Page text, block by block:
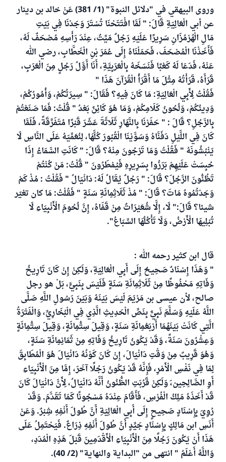
وروى البيهقي في "دلائل النبوة" (1/ 381) عَنْ خالد بن دينار
عن أبي الْعَالِيَةِ قَالَ: " لَمَّا افْتَتَحْنَا تُسْتَرَ وَجَدْنَا فِي بَيْتِ
مَالِ الْهُرْمُزَانِ سَرِيرًا عَلَيْهِ رَجُلٌ مَيِّتٌ، عِنْدَ رَأْسِهِ مُصْحَفٌ لَهُ،
فَأَخَذْنَا الْمُصْحَفَ، فَحَمَلْنَاهُ إِلَى عُمَرَ بْنِ الْخَطَّابِ، رضي الله
عَنْهُ، فَدَعَا لَهُ كَعْبًا فَنَسَخَهُ بِالْعَرَبِيَّةِ، أَنَا أَوَّلُ رَجُلٍ مِنَ الْعَرَبِ،
قَرَأَهُ، قَرَأْتُهُ مِثْلَ مَا أَقْرَأُ الْقُرْآنَ هَذَا "
فَقُلْتُ لِأَبِي الْعَالِيَةِ: مَا كَانَ فِيهِ؟ فَقَالَ: " سِيرَتُكُمْ، وَأُمُورُكُمْ،
وَدِينُكُمْ، وَلُحُونُ كَلَامِكُمْ، وَمَا هُوَ كَائِنٌ بَعْدُ " قُلْتُ: فَمَا صَنَعْتُمْ
بِالرَّجُلِ؟ قَالَ : " حَفَرْنَا بِالنَّهَارِ ثَلَاثَةَ عَشَرَ قَبْرًا مُتَفَرِّقَةً، فَلَمَّا
كَانَ فِي اللَّيْلِ دَفَنَّاهُ وَسَوَّيْنَا الْقُبُورَ كُلَّهَا، لِنُعَمِّيَهُ عَلَى النَّاسِ لَا
يَنْبُشُونَهُ " فَقُلْتُ وَمَا تَرْجُونَ مِنْهُ؟ قَالَ: " كَانَتِ السَّمَاءُ إِذَا
حُبِسَتْ عَلَيْهِمْ بَرَزُوا بِسَرِيرِهِ فَيُمْطَرُونَ " قُلْتُ: مَنْ كُنْتُمْ
تَظُنُّونَ الرَّجُلَ؟ قَالَ: " رَجُلٌ يُقَالُ لَهُ: دَانْيَالُ " فَقُلْتُ : مُذْ كَمْ
وَجَدْتُمُوهُ مَاتَ؟ قَالَ: " مُذْ ثَلَاثِمِائَةِ سَنَةٍ " فَقُلْتُ: مَا كان تغيّر
شيئا؟ قَالَ:" لَا، إِلَّا شُعَيْرَاتٌ مِنْ قَفَاهُ، إِنَّ لُحُومَ الْأَنْبِيَاءِ لَا
تُبْلِيهَا الْأَرْضُ، وَلَا تَأْكُلُهَا السِّبَاعُ".
قال ابن كثير رحمه الله :
" وَهَذَا إِسْنَادٌ صَحِيحٌ إِلَى أَبِي الْعَالِيَةِ، وَلَكِنْ إِنْ كَانَ تَارِيخُ
وَفَاتِهِ مَحْفُوظًا مِنْ ثَلَاثِمِائَةِ سَنَةٍ فَلَيْسَ بِنَبِيٍّ، بَلْ هو رجل
صالح، لأن عيسى بن مَرْيَمَ لَيْسَ بَيْنَهُ وَبَيْنَ رَسُولِ اللَّهِ صَلَّى
اللَّهُ عَلَيْهِ وَسَلَّمَ نَبِيٌّ بِنَصِّ الْحَدِيثِ الَّذِي فِي الْبُخَارِيِّ، وَالْفَتْرَةُ
الَّتِي كَانَتْ بَيْنَهُمَا أَرْبَعُمِائَةِ سَنَةٍ، وَقِيلَ سِتُّمِائَةٍ، وَقِيلَ سِتُّمِائَةٍ
وَعِشْرُونَ سَنَةً، وَقَدْ يَكُونُ تَارِيخُ وَفَاتِهِ مِنْ ثَمَانِمِائَةِ سَنَةٍ،
وَهُوَ قَرِيبٌ مِنْ وَقْتِ دَانْيَالَ، إِنْ كَانَ كَوْنُهُ دَانْيَالَ هُوَ الْمُطَابِقَ
لِمَا فِي نَفْسِ الْأَمْرِ، فَإِنَّهُ قَدْ يَكُونُ رَجُلًا آخَرَ، إِمَّا مِنَ الْأَنْبِيَاءِ
أَوِ الصَّالِحِين،َ وَلَكِنْ قَرُبَتِ الظُّنُونُ أَنَّهُ دَانْيَالُ، لِأَنَّ دَانْيَالَ كَانَ
قَدْ أَخَذَهُ مَلِكُ الْفُرْسِ، فَأَقَامَ عِنْدَهُ مَسْجُونًا كَمَا تَقَدَّمَ. وَقَدْ
رُوِيَ بِإِسْنَادٍ صَحِيحٍ إِلَى أَبِي الْعَالِيَةِ أَنَّ طُولَ أَنْفِهِ شِبْرٌ. وَعَنْ
أَنَسِ ابن مَالِكٍ بِإِسْنَادٍ جَيِّدٍ أَنَّ طُولَ أَنْفِهِ ذِرَاعٌ. فَيَحْتَمِلُ عَلَى
هَذَا أَنْ يَكُونَ رَجُلًا مِنَ الْأَنْبِيَاءِ الْأَقْدَمِينَ قَبْلَ هَذِهِ الْمُدَدِ،
وَاللَّهُ أَعْلَمُ " انتهى من "البداية والنهاية" (2/ 40).